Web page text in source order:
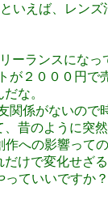
いえば、レン
ーランスにな
が２０００円
な。
関係がないの
昔のように突
への影響って
けで変化せざる
ていいですか